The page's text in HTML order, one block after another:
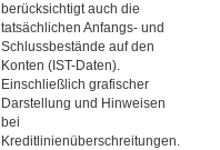
berücksichtigt auch die
tatsächlichen Anfangs- und
Schlussbestände auf den
Konten (IST-Daten).
Einschließlich grafischer
Darstellung und Hinweisen
bei
Kreditlinienüberschreitungen.